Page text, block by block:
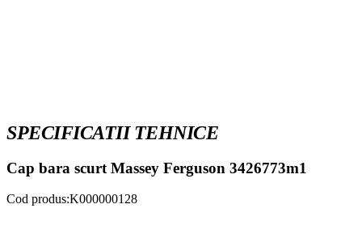
SPECIFICATII TEHNICE
Cap bara scurt Massey Ferguson 3426773m1
Cod produs:K000000128